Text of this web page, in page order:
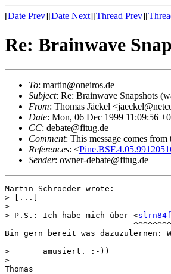
[Date Prev][Date Next][Thread Prev][
Re: Brainwave
To: martin@oneiros.de
Subject: Re: Brainwave Snapshots
From: Thomas Jäckel
Date: Mon, 06 Dec 1999 11:09:56
CC: debate@fitug.de
Comment: This message comes
References: <
Sender: owner-debate@fitug.de
Martin Schroeder wrote:
> [...]
>
> P.S.: Ich habe mich über <
Bin gern bereit was dazuzulernen:
>       amüsiert. :-))
>
Thomas